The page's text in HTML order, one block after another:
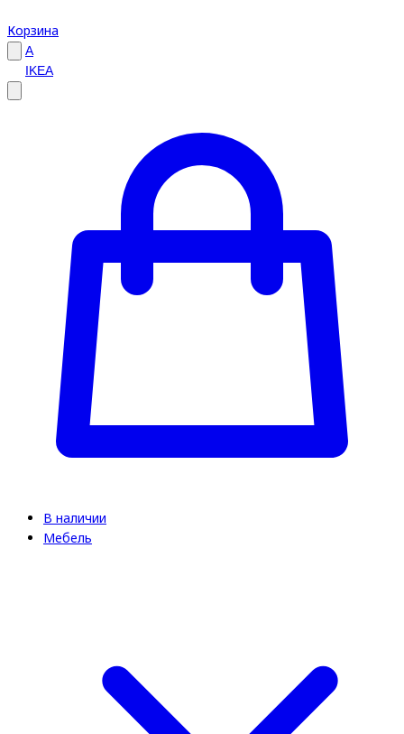
Корзина
A
IKEA
В наличии
Мебель